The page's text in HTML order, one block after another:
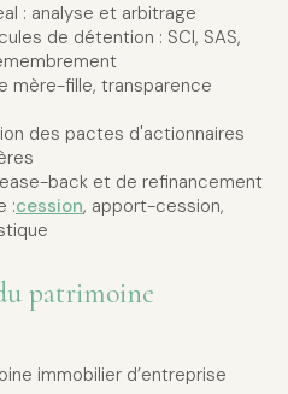
: analyse et arbitrage
de détention : SCI, SAS,
mère-fille, transparence
des pactes d'actionnaires
back et de refinancement
:cession, apport-cession,
patrimoine
immobilier d’entreprise